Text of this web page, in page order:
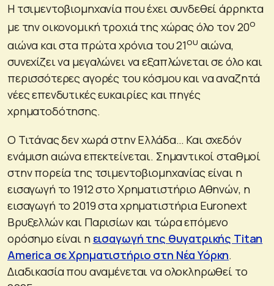
Η τσιμεντοβιομηχανία που έχει συνδεθεί άρρηκτα
με την οικονομική τροχιά της χώρας όλο τον 20ο
αιώνα και στα πρώτα χρόνια του 21ου αιώνα,
συνεχίζει να μεγαλώνει να εξαπλώνεται σε όλο και
περισσότερες αγορές του κόσμου και να αναζητά
νέες επενδυτικές ευκαιρίες και πηγές
χρηματοδότησης.
Ο Τιτάνας δεν χωρά στην Ελλάδα… Και σχεδόν
ενάμιση αιώνα επεκτείνεται. Σημαντικοί σταθμοί
στην πορεία της τσιμεντοβιομηχανίας είναι η
εισαγωγή το 1912 στο Χρηματιστήριο Αθηνών, η
εισαγωγή το 2019 στα χρηματιστήρια Euronext
Βρυξελλών και Παρισίων και τώρα επόμενο
ορόσημο είναι η εισαγωγή της θυγατρικής Titan
America σε Χρηματιστήριο στη Νέα Υόρκη.
Διαδικασία που αναμένεται να ολοκληρωθεί το